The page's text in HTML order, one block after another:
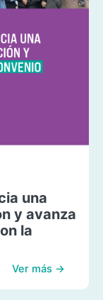
una
y avanza
la
Ver más →